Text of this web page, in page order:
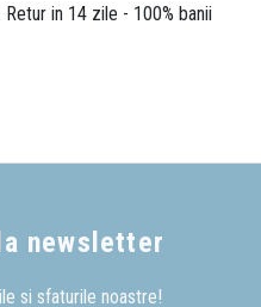
in 14 zile - 100% banii
newsletter
si sfaturile noastre!